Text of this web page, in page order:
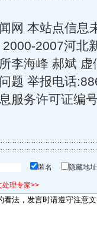
本站点信息
2007河北
李海峰 郝斌
题 举报电话
服务许可证编
匿名 隐藏地
处理专家>>